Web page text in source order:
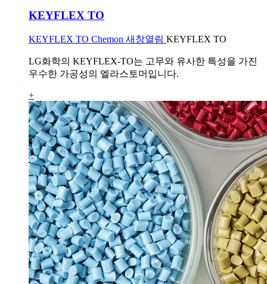
KEYFLEX TO
KEYFLEX TO Chemon 새창열림 KEYFLEX TO
LG화학의 KEYFLEX-TO는 고무와 유사한 특성을 가진
우수한 가공성의 엘라스토머입니다.
+